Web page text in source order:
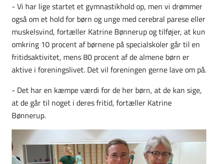
- Vi har lige startet et gymnastikhold op, men vi drømmer
også om et hold for børn og unge med cerebral parese eller
muskelsvind, fortæller Katrine Bønnerup og tilføjer, at kun
omkring 10 procent af børnene på specialskoler går til en
fritidsaktivitet, mens 80 procent af de almene børn er
aktive i foreningslivet. Det vil foreningen gerne lave om på.
- Det har en kæmpe værdi for de her børn, at de kan sige,
at de går til noget i deres fritid, fortæller Katrine
Bønnerup.